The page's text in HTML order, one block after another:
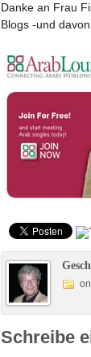
Danke an Frau
Blogs -und
Schreibe